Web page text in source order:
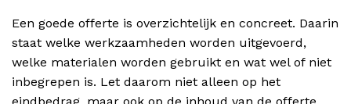
Een goede offerte is overzichtelijk en concreet. Daarin
staat welke werkzaamheden worden uitgevoerd,
welke materialen worden gebruikt en wat wel of niet
inbegrepen is. Let daarom niet alleen op het
eindbedrag, maar ook op de inhoud van de offerte.